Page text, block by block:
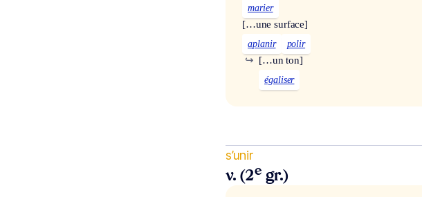
marier
[…une surface]
aplanir polir
[…un ton]
↪
égaliser
s’unir
v. (2e gr.)